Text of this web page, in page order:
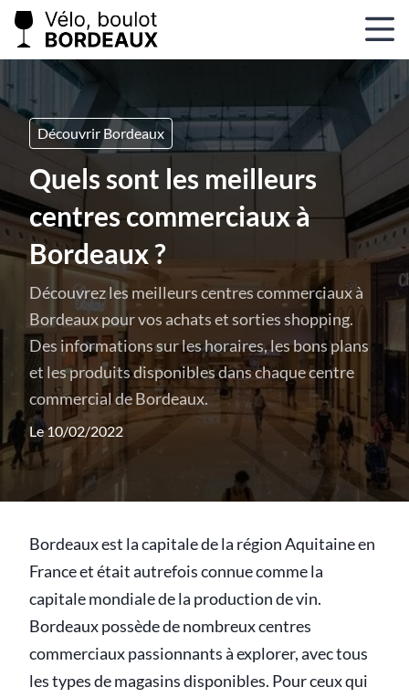
Découvrir Bordeaux
Quels sont les meilleurs
centres commerciaux à
Bordeaux ?
Découvrez les meilleurs centres commerciaux à
Bordeaux pour vos achats et sorties shopping.
Des informations sur les horaires, les bons plans
et les produits disponibles dans chaque centre
commercial de Bordeaux.
Le 10/02/2022
Bordeaux est la capitale de la région Aquitaine en
France et était autrefois connue comme la
capitale mondiale de la production de vin.
Bordeaux possède de nombreux centres
commerciaux passionnants à explorer, avec tous
les types de magasins disponibles. Pour ceux qui